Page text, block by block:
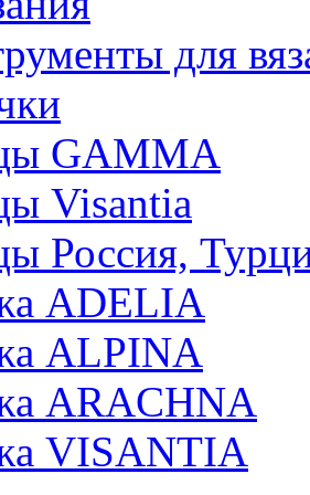
для
GAMMA
Visantia
Россия,
ADELIA
ALPINA
ARACHNA
VISANTIA